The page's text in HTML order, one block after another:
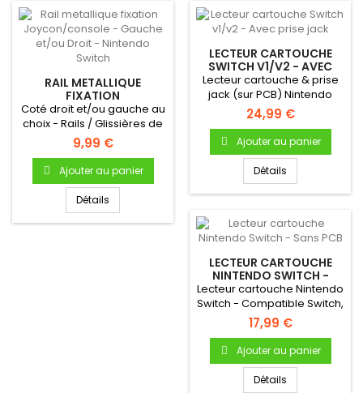
RAIL METALLIQUE
FIXATION
JOYCON/CONSOLE -
GAUCHE ET/OU DROIT -
NINTENDO SWITCH
Coté droit et/ou gauche au
choix - Rails / Glissières de
fixation Joy-con sur...
9,99 €
Ajouter au panier
Détails
LECTEUR CARTOUCHE
SWITCH V1/V2 - AVEC
PRISE JACK
Lecteur cartouche & prise
jack (sur PCB) Nintendo
SwitchLecteur Switch...
24,99 €
Ajouter au panier
Détails
LECTEUR CARTOUCHE
NINTENDO SWITCH -
SANS PCB
Lecteur cartouche Nintendo
Switch - Compatible Switch,
Switch Lite et Switch...
17,99 €
Ajouter au panier
Détails